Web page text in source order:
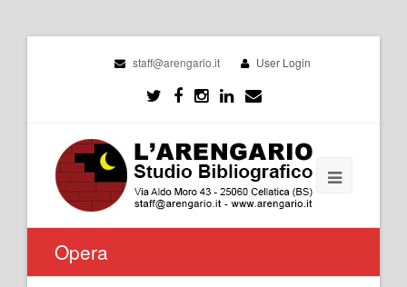
staff@arengario.it User Login
Opera